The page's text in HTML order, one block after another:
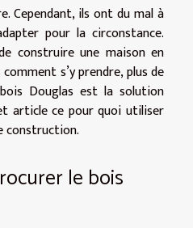
Cependant, ils ont du mal à
pour la circonstance.
construire une maison en
s’y prendre, plus de
Douglas est la solution
article ce pour quoi utiliser
construction.
le bois